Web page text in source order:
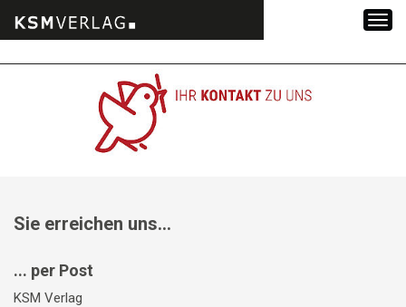
Sie erreichen uns...
... per Post
KSM Verlag